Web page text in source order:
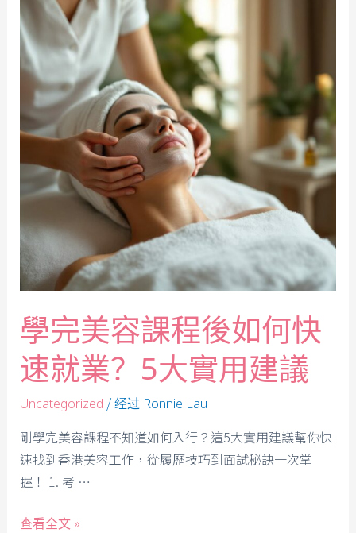
學完美容課程後如何快
速就業？5大實用建議
Uncategorized / 经过 Ronnie Lau
剛學完美容課程不知道如何入行？這5大實用建議幫你快
速找到香港美容工作，從履歷技巧到面試秘訣一次掌
握！ 1. 考 …
查看全文 »